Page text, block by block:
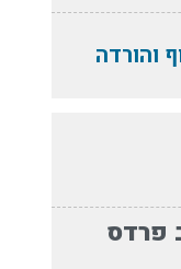
והורדה
פרדס